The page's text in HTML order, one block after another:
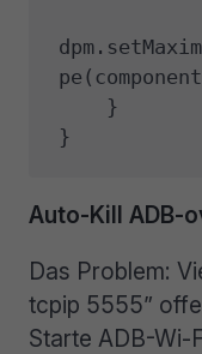
}
Auto-Kill ADB-
Das Problem:
tcpip 5555”
Starte ADB-Wi-